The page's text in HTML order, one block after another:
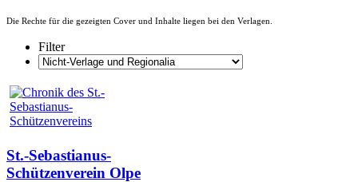
Die Rechte für die gezeigten Cover und Inhalte liegen bei den Verlagen.
Filter
St.-Sebastianus-
Schützenverein Olpe